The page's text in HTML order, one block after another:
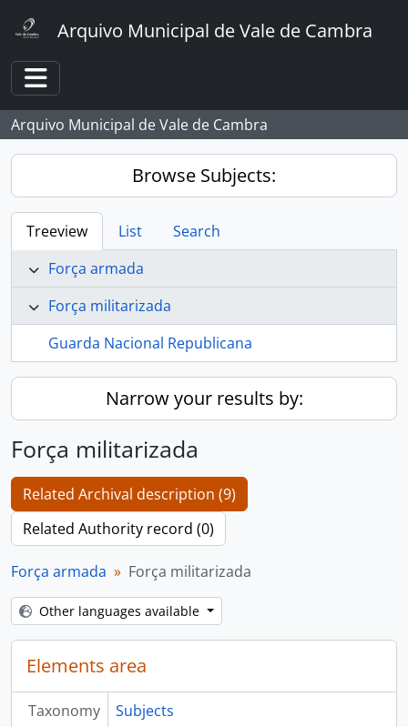
Arquivo Municipal de Vale de Cambra
Toggle navigation
Arquivo Municipal de Vale de Cambra
Browse Subjects:
Treeview List
Search
Força armada
Força militarizada
Guarda Nacional Republicana
Narrow your results by:
Força militarizada
Related Archival description (9)
Related Authority record (0)
Força armada Força militarizada
Other languages available
Elements area
Taxonomy
Subjects